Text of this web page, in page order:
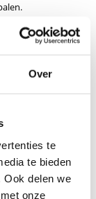
Over
te
te bieden
Ook delen we
onze
evenals
de gewichten
vanuit